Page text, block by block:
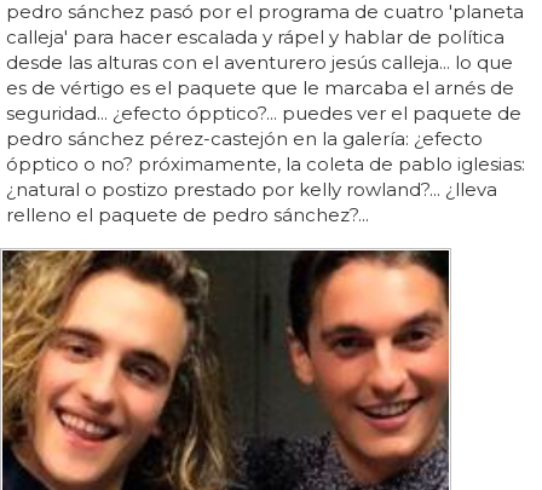
pedro sánchez pasó por el programa de cuatro 'planeta
calleja' para hacer escalada y rápel y hablar de política
desde las alturas con el aventurero jesús calleja... lo que
es de vértigo es el paquete que le marcaba el arnés de
seguridad... ¿efecto ópptico?... puedes ver el paquete de
pedro sánchez pérez-castejón en la galería: ¿efecto
ópptico o no? próximamente, la coleta de pablo iglesias:
¿natural o postizo prestado por kelly rowland?... ¿lleva
relleno el paquete de pedro sánchez?...